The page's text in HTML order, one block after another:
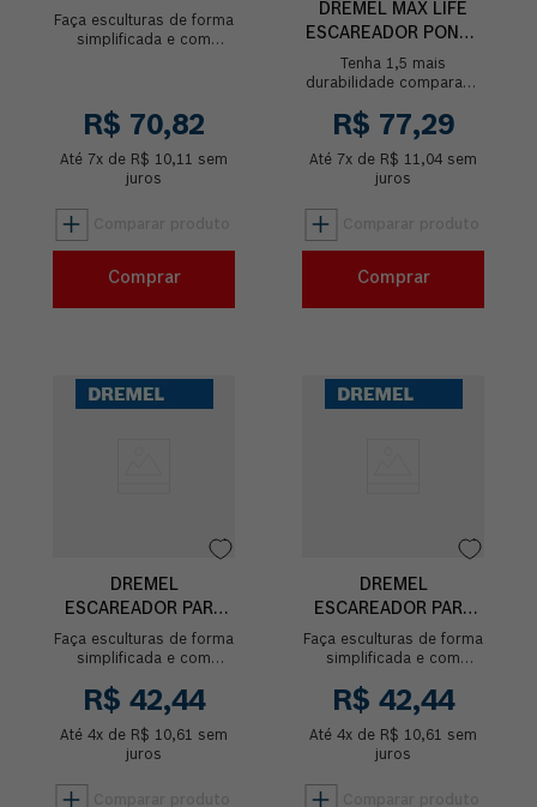
ESCULPIR PONTA
ARREDONDADA
Faça esculturas de forma
simplificada e com
redonda. Ideal p...
R$ 70,82
Até 7x de R$ 10,11 sem
juros
Comprar
DREMEL MAX LIFE
ESCAREADOR PONTA
ARREDONDADA
9903HP
Tenha 1,5 mais
durabilidade comparado
a Dremel Max Life. Faça
esculturas de forma
simplificada e ...
R$ 77,29
Até 7x de R$ 11,04 sem
juros
Comprar
DREMEL
ESCAREADOR PARA
ESCULPIR PONTA
OVAL
Faça esculturas de forma
simplificada e com
o Escareador para
esculpir de ponta oval.
Ideal para...
R$ 42,44
Até 4x de R$ 10,61 sem
juros
DREMEL
ESCAREADOR PARA
ESCULPIR PONTA
REDONDA
Faça esculturas de forma
simplificada e com
o Escareador para
esculpir de ponta
redonda. Ideal p...
R$ 42,44
Até 4x de R$ 10,61 sem
juros